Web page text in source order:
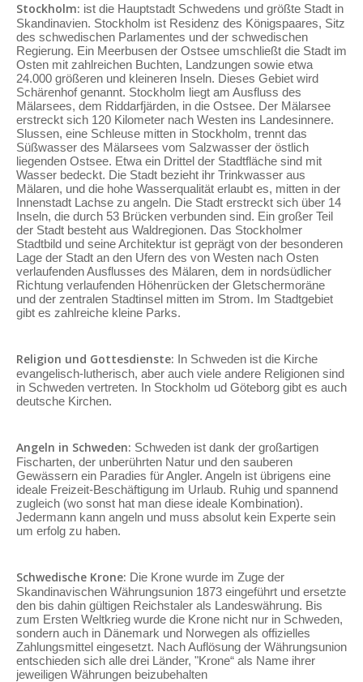
Stockholm: ist die Hauptstadt Schwedens und größte Stadt in
Skandinavien. Stockholm ist Residenz des Königspaares, Sitz
des schwedischen Parlamentes und der schwedischen
Regierung. Ein Meerbusen der Ostsee umschließt die Stadt im
Osten mit zahlreichen Buchten, Landzungen sowie etwa
24.000 größeren und kleineren Inseln. Dieses Gebiet wird
Schärenhof genannt. Stockholm liegt am Ausfluss des
Mälarsees, dem Riddarfjärden, in die Ostsee. Der Mälarsee
erstreckt sich 120 Kilometer nach Westen ins Landesinnere.
Slussen, eine Schleuse mitten in Stockholm, trennt das
Süßwasser des Mälarsees vom Salzwasser der östlich
liegenden Ostsee. Etwa ein Drittel der Stadtfläche sind mit
Wasser bedeckt. Die Stadt bezieht ihr Trinkwasser aus
Mälaren, und die hohe Wasserqualität erlaubt es, mitten in der
Innenstadt Lachse zu angeln. Die Stadt erstreckt sich über 14
Inseln, die durch 53 Brücken verbunden sind. Ein großer Teil
der Stadt besteht aus Waldregionen. Das Stockholmer
Stadtbild und seine Architektur ist geprägt von der besonderen
Lage der Stadt an den Ufern des von Westen nach Osten
verlaufenden Ausflusses des Mälaren, dem in nordsüdlicher
Richtung verlaufenden Höhenrücken der Gletschermoräne
und der zentralen Stadtinsel mitten im Strom. Im Stadtgebiet
gibt es zahlreiche kleine Parks.
Religion und Gottesdienste: In Schweden ist die Kirche
evangelisch-lutherisch, aber auch viele andere Religionen sind
in Schweden vertreten. In Stockholm ud Göteborg gibt es auch
deutsche Kirchen.
Angeln in Schweden: Schweden ist dank der großartigen
Fischarten, der unberührten Natur und den sauberen
Gewässern ein Paradies für Angler. Angeln ist übrigens eine
ideale Freizeit-Beschäftigung im Urlaub. Ruhig und spannend
zugleich (wo sonst hat man diese ideale Kombination).
Jedermann kann angeln und muss absolut kein Experte sein
um erfolg zu haben.
Schwedische Krone: Die Krone wurde im Zuge der
Skandinavischen Währungsunion 1873 eingeführt und ersetzte
den bis dahin gültigen Reichstaler als Landeswährung. Bis
zum Ersten Weltkrieg wurde die Krone nicht nur in Schweden,
sondern auch in Dänemark und Norwegen als offizielles
Zahlungsmittel eingesetzt. Nach Auflösung der Währungsunion
entschieden sich alle drei Länder, "Krone“ als Name ihrer
jeweiligen Währungen beizubehalten